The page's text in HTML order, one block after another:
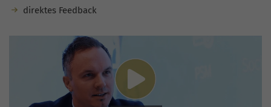
direktes Feedback